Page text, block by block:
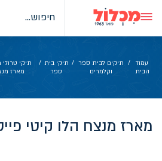
content
עמוד
הבית
/ תיקים לבית ספר
וקלמרים
/ תיקי בית
ספר
/
תיקי טרולי
מארז
מארז מנצח הלו קיטי